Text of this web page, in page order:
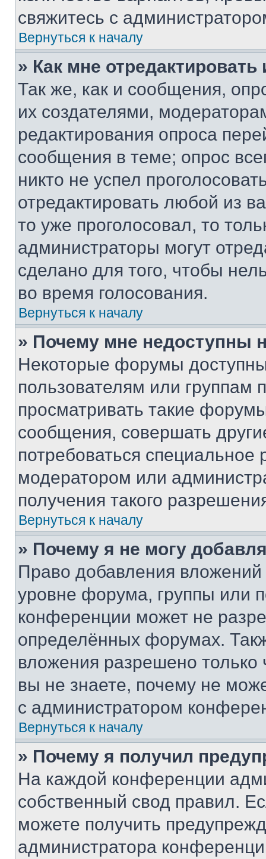
свяжитесь с
Вернуться к началу
» Как мне
Так же, как и сообщения,
их создателями,
редактирования опроса
сообщения в теме; опрос
никто не успел
отредактировать любой из
то уже проголосовал, то
администраторы могут
сделано для того, чтобы
во время голосования.
Вернуться к началу
» Почему мне недоступны
Некоторые форумы
пользователям или группам
просматривать такие
сообщения, совершать
потребоваться
модератором или
получения такого
Вернуться к началу
» Почему я не могу
Право добавления
уровне форума, группы или
конференции может не
определённых форумах.
вложения разрешено
вы не знаете, почему не
с администратором
Вернуться к началу
» Почему я получил
На каждой конференции
собственный свод правил.
можете получить
администратора